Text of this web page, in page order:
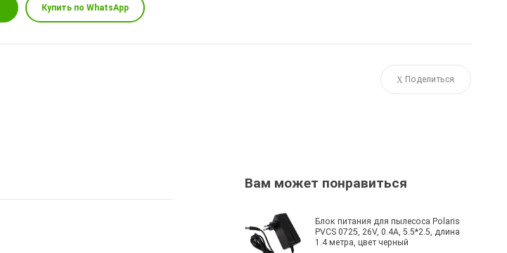
Купить по WhatsApp
Поделиться
Вам может понравиться
Блок питания для пылесоса Polaris
PVCS 0725, 26V, 0.4A, 5.5*2.5, длина
1.4 метра, цвет черный